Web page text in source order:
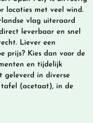
locaties met veel wind.
vlag uiteraard
leverbaar en snel
Liever een
prijs? Kies dan voor de
en tijdelijk
geleverd in diverse
tafel (acetaat), in de